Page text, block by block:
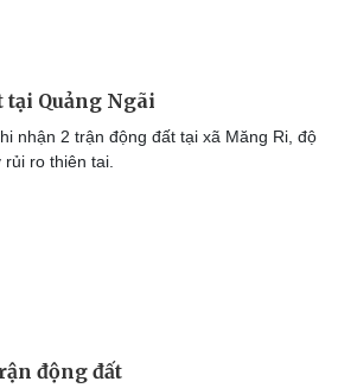
tại Quảng Ngãi
nhận 2 trận động đất tại xã Măng Ri, độ
ro thiên tai.
động đất